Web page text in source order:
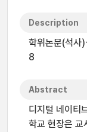
Description
학위논문(석사
8
Abstract
디지털 네이티
학교 현장은 교